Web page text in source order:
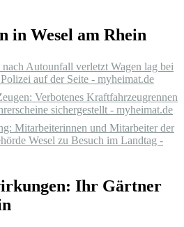
in Wesel am Rhein
nach Autounfall verletzt Wagen lag bei
auf der Seite - myheimat.de
Verbotenes Kraftfahrzeugrennen
sichergestellt - myheimat.de
Mitarbeiterinnen und Mitarbeiter der
Wesel zu Besuch im Landtag -
Ihr Gärtner